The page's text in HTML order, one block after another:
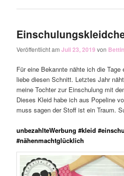
Veröffentlicht amJuli 23, 2019 von
Für eine Bekannte nähte ich die
liebe diesen Schnitt. Letztes Jahr
meine Tochter zur Einschulung mit
Dieses Kleid habe ich aus Popeline
muss sagen der Stoff ist ein Traum.
unbezahlteWerbung #kleid
#nähenmachtglücklich